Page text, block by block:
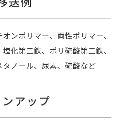
ンポリマー、両性ポリマー、
化第二鉄、ポリ硫酸第二鉄、
ノール、尿素、硫酸など
アップ